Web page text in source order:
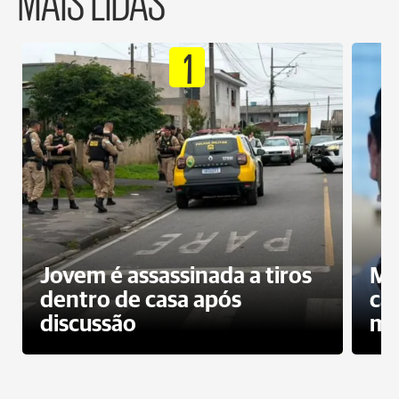
1
Jovem é assassinada a tiros
dentro de casa após
discussão